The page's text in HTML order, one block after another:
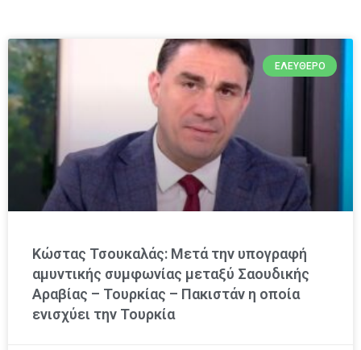
ΕΛΕΎΘΕΡΟ
Κώστας Τσουκαλάς: Μετά την υπογραφή
αμυντικής συμφωνίας μεταξύ Σαουδικής
Αραβίας – Τουρκίας – Πακιστάν η οποία
ενισχύει την Τουρκία